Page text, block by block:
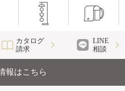
カタログ
請求
LINE
相談
報はこちら